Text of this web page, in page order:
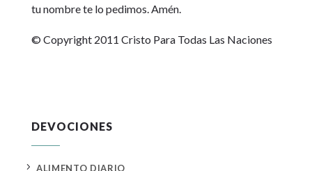
tu nombre te lo pedimos. Amén.
© Copyright 2011 Cristo Para Todas Las Naciones
DEVOCIONES
5 ALIMENTO DIARIO